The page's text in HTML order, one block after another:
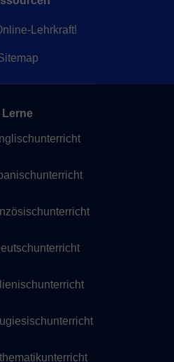
Lehrkraft!
Lerne